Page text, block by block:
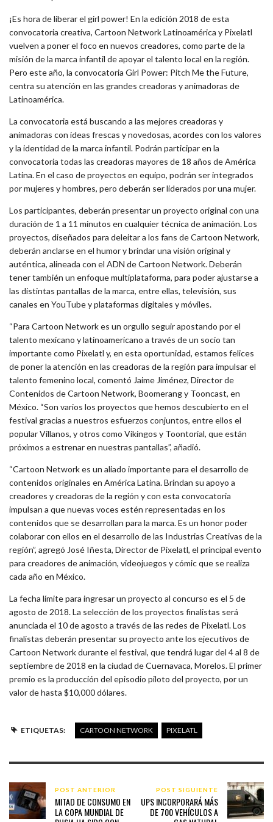
¡Es hora de liberar el girl power! En la edición 2018 de esta
convocatoria creativa, Cartoon Network Latinoamérica y Pixelatl
vuelven a poner el foco en nuevos creadores, como parte de la
misión de la marca infantil de apoyar el talento local en la región.
Pero este año, la convocatoria Girl Power: Pitch Me the Future,
centra su atención en las grandes creadoras y animadoras de
Latinoamérica.
La convocatoria está buscando a las mejores creadoras y
animadoras con ideas frescas y novedosas, acordes con los valores
y la identidad de la marca infantil. Podrán participar en la
convocatoria todas las creadoras mayores de 18 años de América
Latina. En el caso de proyectos en equipo, podrán ser integrados
por mujeres y hombres, pero deberán ser liderados por una mujer.
Los participantes, deberán presentar un proyecto original con una
duración de 1 a 11 minutos en cualquier técnica de animación. Los
proyectos, diseñados para deleitar a los fans de Cartoon Network,
deberán anclarse en el humor y brindar una visión original y
auténtica, alineada con el ADN de Cartoon Network. Deberán
tener también un enfoque multiplataforma, para poder ajustarse a
las distintas pantallas de la marca, entre ellas, televisión, sus
canales en YouTube y plataformas digitales y móviles.
“Para Cartoon Network es un orgullo seguir apostando por el
talento mexicano y latinoamericano a través de un socio tan
importante como Pixelatl y, en esta oportunidad, estamos felices
de poner la atención en las creadoras de la región para impulsar el
talento femenino local, comentó Jaime Jiménez, Director de
Contenidos de Cartoon Network, Boomerang y Tooncast, en
México. “Son varios los proyectos que hemos descubierto en el
festival gracias a nuestros esfuerzos conjuntos, entre ellos el
popular Villanos, y otros como Vikingos y Toontorial, que están
próximos a estrenar en nuestras pantallas”, añadió.
“Cartoon Network es un aliado importante para el desarrollo de
contenidos originales en América Latina. Brindan su apoyo a
creadores y creadoras de la región y con esta convocatoria
impulsan a que nuevas voces estén representadas en los
contenidos que se desarrollan para la marca. Es un honor poder
colaborar con ellos en el desarrollo de las Industrias Creativas de la
región”, agregó José Iñesta, Director de Pixelatl, el principal evento
para creadores de animación, videojuegos y cómic que se realiza
cada año en México.
La fecha límite para ingresar un proyecto al concurso es el 5 de
agosto de 2018. La selección de los proyectos finalistas será
anunciada el 10 de agosto a través de las redes de Pixelatl. Los
finalistas deberán presentar su proyecto ante los ejecutivos de
Cartoon Network durante el festival, que tendrá lugar del 4 al 8 de
septiembre de 2018 en la ciudad de Cuernavaca, Morelos. El primer
premio es la producción del episodio piloto del proyecto, por un
valor de hasta $10,000 dólares.
ETIQUETAS: CARTOON NETWORK PIXELATL
POST ANTERIOR
MITAD DE CONSUMO EN
LA COPA MUNDIAL DE
POST SIGUIENTE
UPS INCORPORARÁ MÁS
DE 700 VEHÍCULOS A